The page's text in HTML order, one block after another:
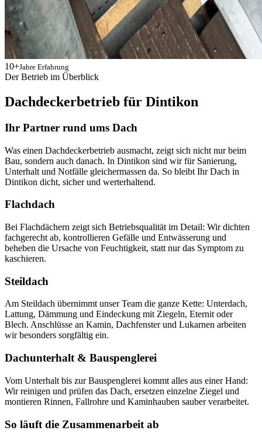
10+Jahre Erfahrung
Der Betrieb im Überblick
Dachdeckerbetrieb für Dintikon
Ihr Partner rund ums Dach
Was einen Dachdeckerbetrieb ausmacht, zeigt sich nicht nur beim
Bau, sondern auch danach. In Dintikon sind wir für Sanierung,
Unterhalt und Notfälle gleichermassen da. So bleibt Ihr Dach in
Dintikon dicht, sicher und werterhaltend.
Flachdach
Bei Flachdächern zeigt sich Betriebsqualität im Detail: Wir dichten
fachgerecht ab, kontrollieren Gefälle und Entwässerung und
beheben die Ursache von Feuchtigkeit, statt nur das Symptom zu
kaschieren.
Steildach
Am Steildach übernimmt unser Team die ganze Kette: Unterdach,
Lattung, Dämmung und Eindeckung mit Ziegeln, Eternit oder
Blech. Anschlüsse an Kamin, Dachfenster und Lukarnen arbeiten
wir besonders sorgfältig ein.
Dachunterhalt & Bauspenglerei
Vom Unterhalt bis zur Bauspenglerei kommt alles aus einer Hand:
Wir reinigen und prüfen das Dach, ersetzen einzelne Ziegel und
montieren Rinnen, Fallrohre und Kaminhauben sauber verarbeitet.
So läuft die Zusammenarbeit ab